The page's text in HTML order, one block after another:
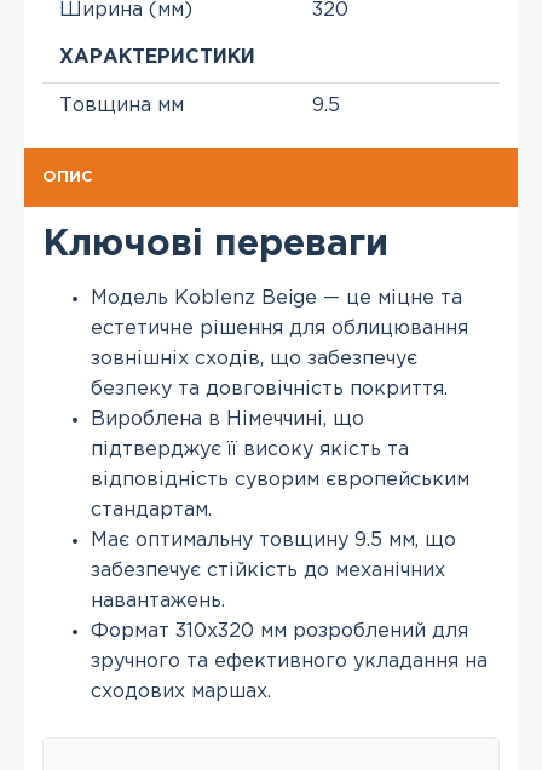
Ширина (мм) 320
ХАРАКТЕРИСТИКИ
Товщина мм 9.5
ОПИС
Ключові переваги
Модель Koblenz Beige — це міцне та
естетичне рішення для облицювання
зовнішніх сходів, що забезпечує
безпеку та довговічність покриття.
Вироблена в Німеччині, що
підтверджує її високу якість та
відповідність суворим європейським
стандартам.
Має оптимальну товщину 9.5 мм, що
забезпечує стійкість до механічних
навантажень.
Формат 310x320 мм розроблений для
зручного та ефективного укладання на
сходових маршах.